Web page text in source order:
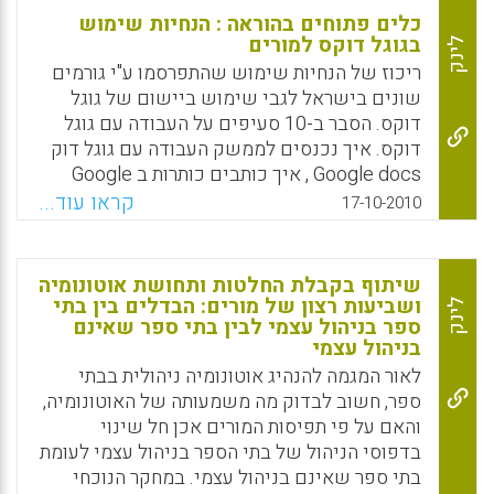
חילופי ידע פדגוגיים בין מורים עמיתים בברכת
ההנהלה ובעידודה. לכן , מצא צוות החשיבה
הבריטי כי הניסיונות של משרד החינוך הבריטי
לקדם את איכות המורים בשיטות הבקרה
הכמותית והנהלים הביורוקרטים מופעלים לריק.
WhatsApp
Facebook
Email
X
ביטוי עצמי של רעיונות, כתיבה ושיפור יכולת
הכתיבה. שירות ניהול המסמכים המקוון של גוגל
(גוגל דוקס) מאפשר למורים להעלות מסמכים
ולעבוד איתם בשיתוף עם אחרים. מורים בבתי
ספר יכולים להשתמש בגוגל דוקס כדי לכתוב
מטלות מקוונות ולהעלות אותן לאתר משותף שבו
כל תלמידי הכיתה יכולים לצפות באינטרנט
ולהוריד את המסמכים למחשב שלהם. למעשה ,
המורה יכול לנצל את התכונות של גוגל דוקס כדי
דיווחים על השתלמויות מורים בישראל שנועדו
להטמיע את השימוש בגוגל דוקס בחיי ביה"ס.
WhatsApp
Facebook
Email
X
לינק
כלים פתוחים בהוראה : הנחיות שימוש
בגוגל דוקס למורים
ריכוז של הנחיות שימוש שהתפרסמו ע"י גורמים
שונים בישראל לגבי שימוש ביישום של גוגל
דוקס. הסבר ב-10 סעיפים על העבודה עם גוגל
דוקס. איך נכנסים לממשק העבודה עם גוגל דוק
Google docs , איך כותבים כותרות ב Google
Doc גוגל דוק, כתיבה בעברית בגוגל דוק, יצירת
טבלה בגוגל דוק, הוורד של גוגל, Google docs ,
יצירת ספריה (תיקיה) בגוגל דוק google docs,
לשתף את כולם במסמך שלך בעזרת גוגל דוקס,
הוורד של גוגל, Google docs, איך משתפים
אנשים נוספים במסמך Google Documents.
WhatsApp
Facebook
Email
X
17-10-2010 קראו עוד...
לינק
שיתוף בקבלת החלטות ותחושת אוטונומיה
ושביעות רצון של מורים: הבדלים בין בתי
ספר בניהול עצמי לבין בתי ספר שאינם
בניהול עצמי
לאור המגמה להנהיג אוטונומיה ניהולית בבתי
ספר, חשוב לבדוק מה משמעותה של האוטונומיה,
והאם על פי תפיסות המורים אכן חל שינוי
בדפוסי הניהול של בתי הספר בניהול עצמי לעומת
בתי ספר שאינם בניהול עצמי. במחקר הנוכחי